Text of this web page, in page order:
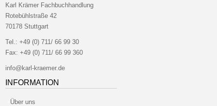
Karl Krämer Fachbuchhandlung
Rotebühlstraße 42
70178 Stuttgart
Tel.:+49 (0) 711/ 66 99 30
Fax: +49 (0) 711/ 66 99 360
info@karl-kraemer.de
INFORMATION
Über uns